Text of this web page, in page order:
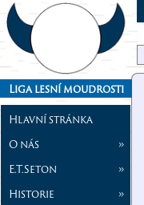
Liga lesní moudrosti
Hlavní stránka
O nás
»
E.T.Seton
»
Historie
»